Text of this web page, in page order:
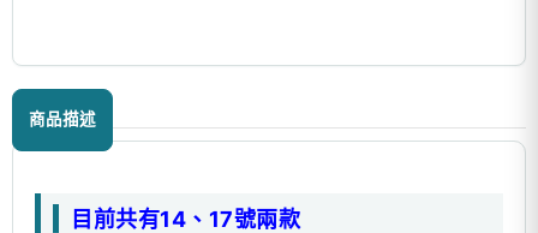
商品描述
目前共有14、17號兩款